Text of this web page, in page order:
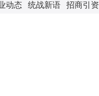
动态 统战新语 招商引资